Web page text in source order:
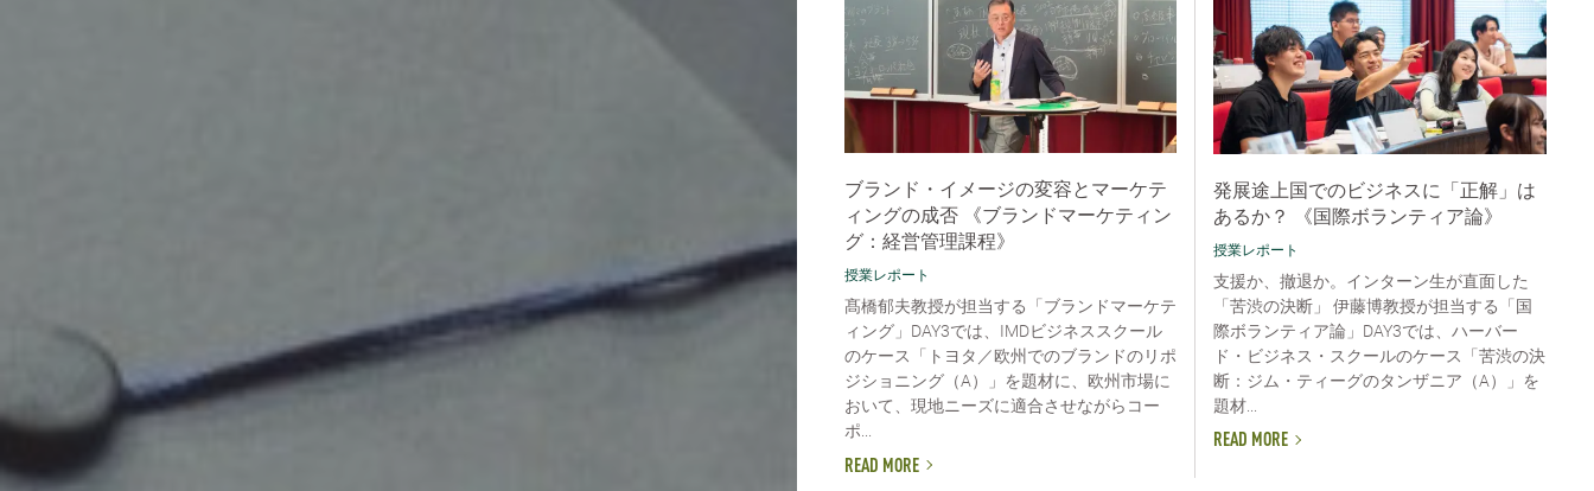
ブランド・イメージの変容とマーケテ
ィングの成否 《ブランドマーケティン
グ：経営管理課程》
授業レポート
髙橋郁夫教授が担当する「ブランドマーケテ
ィング」DAY3では、IMDビジネススクール
のケース「トヨタ／欧州でのブランドのリポ
ジショニング（A）」を題材に、欧州市場に
おいて、現地ニーズに適合させながらコー
ポ...
READ MORE
発展途上国でのビジネスに「正解」は
あるか？ 《国際ボランティア論》
授業レポート
支援か、撤退か。インターン生が直面した
「苦渋の決断」 伊藤博教授が担当する「国
際ボランティア論」DAY3では、ハーバー
ド・ビジネス・スクールのケース「苦渋の決
断：ジム・ティーグのタンザニア（A）」を
題材...
READ MORE